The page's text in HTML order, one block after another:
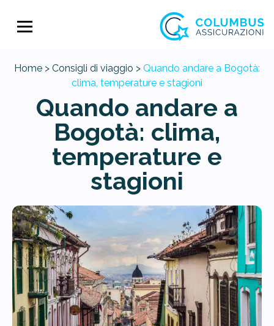
Home > Consigli di viaggio > Quando andare a Bogotà:
clima, temperature e stagioni
Quando andare a
Bogotà: clima,
temperature e
stagioni